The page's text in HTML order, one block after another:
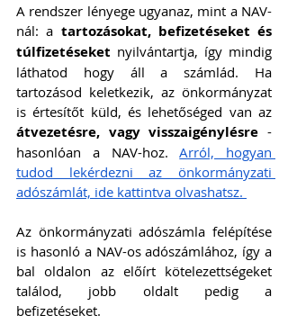
A rendszer lényege ugyanaz, mint a NAV-
nál: a tartozásokat, befizetéseket és
túlfizetéseket nyilvántartja, így mindig
láthatod hogy áll a számlád. Ha
tartozásod keletkezik, az önkormányzat
átvezetésre, vagy visszaigénylésre -
hasonlóan a NAV-hoz. Arról, hogyan
tudod lekérdezni az önkormányzati
adószámlát, ide kattintva olvashatsz.
Az önkormányzati adószámla felépítése
is hasonló a NAV-os adószámlához, így a
bal oldalon az előírt kötelezettségeket
találod, jobb oldalt pedig a
befizetéseket.